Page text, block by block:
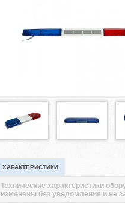
ХАРАКТЕРИСТИКИ
Технические характеристики
изменены без уведомления и не